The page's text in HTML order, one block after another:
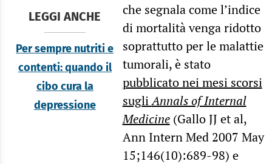
LEGGI ANCHE
Per sempre nutriti e
contenti: quando il
cibo cura la
depressione
che segnala come l’indice
di mortalità venga ridotto
soprattutto per le malattie
tumorali, è stato
pubblicato nei mesi scorsi
sugliAnnals of Internal
Medicine(Gallo JJ et al,
Ann Intern Med 2007 May
15;146(10):689-98) e